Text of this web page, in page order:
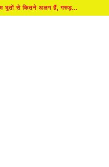
भूतों से कितने अलग हैं, गरुड़...